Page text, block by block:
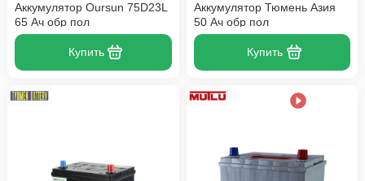
Аккумулятор Oursun 75D23L
65 Ач обр пол
Купить
Аккумулятор Тюмень Азия
50 Ач обр пол
Купить